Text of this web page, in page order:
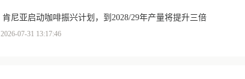
肯尼亚启动咖啡振兴计划，到2028/29年产量将提升三倍
2026-07-31 13:17:46